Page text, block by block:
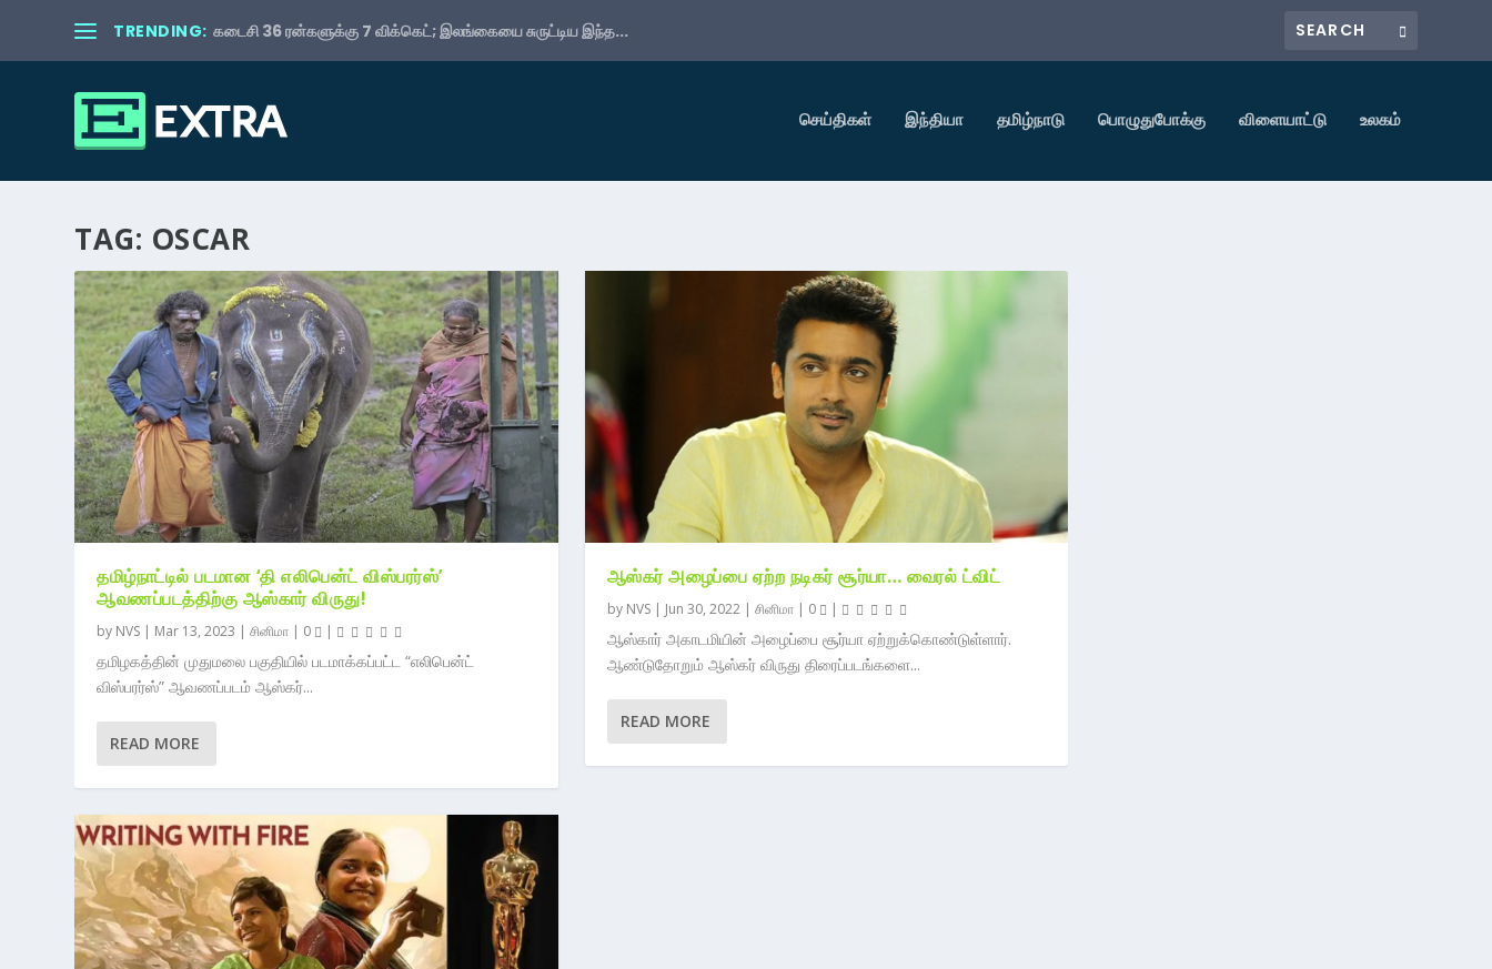
TRENDING: கடைசி 36 ரன்களுக்கு 7 விக்கெட்; இலங்கையை சுருட்டிய இந்த...
செய்திகள் இந்தியா தமிழ்நாடு பொழுதுபோக்கு விளையாட்டு உலகம்
TAG: OSCAR
தமிழ்நாட்டில் படமான ‘தி எலிபென்ட் விஸ்பரர்ஸ்’
ஆவணப்படத்திற்கு ஆஸ்கார் விருது!
by NVS | Mar 13, 2023 |சினிமா | 0 |
தமிழகத்தின் முதுமலை பகுதியில் படமாக்கப்பட்ட “எலிபென்ட்
விஸ்பரர்ஸ்” ஆவணப்படம் ஆஸ்கர்...
READ MORE
ஆஸ்கர் அழைப்பை ஏற்ற நடிகர் சூர்யா… வைரல் ட்விட்
by NVS| Jun 30, 2022| சினிமா| 0 |
ஆஸ்கார் அகாடமியின் அழைப்பை சூர்யா ஏற்றுக்கொண்டுள்ளார்.
ஆண்டுதோறும் ஆஸ்கர் விருது திரைப்படங்களை...
READ MORE